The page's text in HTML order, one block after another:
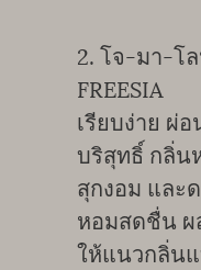
2. โจ-มา-โล
FREESIA
เรียบง่าย ผ่
บริสุทธิ์ กลิ่น
สุกงอม และ
หอมสดชื่น
ให้แนวกลิ่น